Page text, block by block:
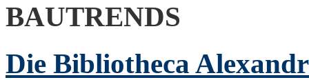
BAUTRENDS
Die Bibliotheca